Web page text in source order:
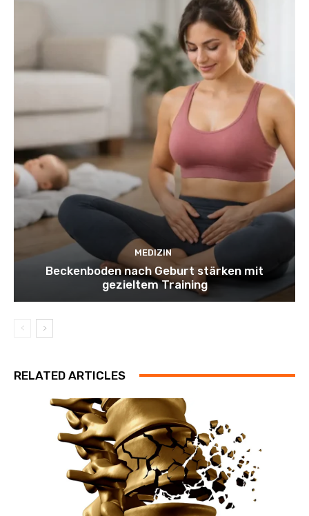
MEDIZIN
Beckenboden nach Geburt stärken mit
gezieltem Training
RELATED ARTICLES